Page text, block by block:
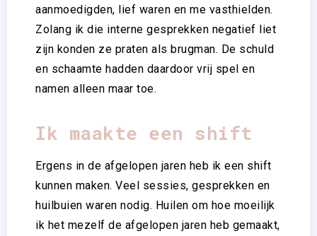
aanmoedigden, lief waren en me vasthielden.
Zolang ik die interne gesprekken negatief liet
zijn konden ze praten als brugman. De schuld
en schaamte hadden daardoor vrij spel en
namen alleen maar toe.
Ik maakte een shift
Ergens in de afgelopen jaren heb ik een shift
kunnen maken. Veel sessies, gesprekken en
huilbuien waren nodig. Huilen om hoe moeilijk
ik het mezelf de afgelopen jaren heb gemaakt,